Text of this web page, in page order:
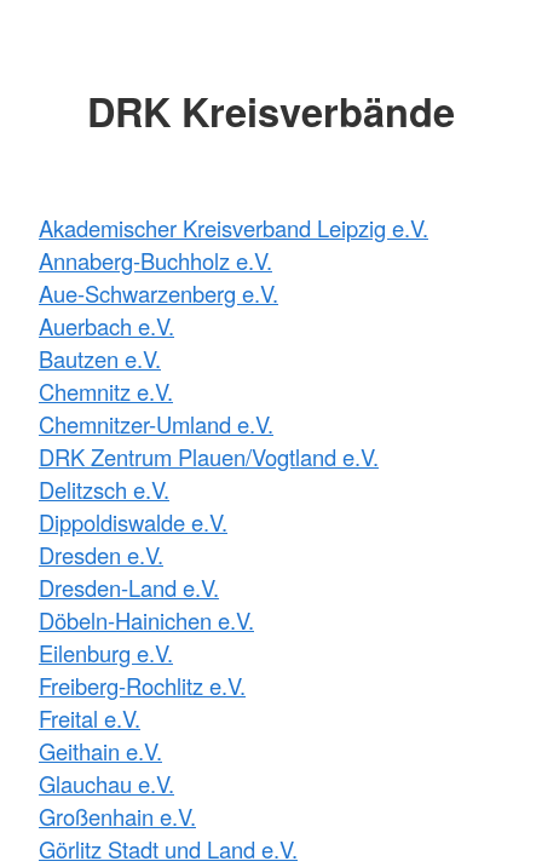
DRK Kreisverbände
Akademischer Kreisverband Leipzig e.V.
Annaberg-Buchholz e.V.
Aue-Schwarzenberg e.V.
Auerbach e.V.
Bautzen e.V.
Chemnitz e.V.
Chemnitzer-Umland e.V.
DRK Zentrum Plauen/Vogtland e.V.
Delitzsch e.V.
Dippoldiswalde e.V.
Dresden e.V.
Dresden-Land e.V.
Döbeln-Hainichen e.V.
Eilenburg e.V.
Freiberg-Rochlitz e.V.
Freital e.V.
Geithain e.V.
Glauchau e.V.
Großenhain e.V.
Görlitz Stadt und Land e.V.